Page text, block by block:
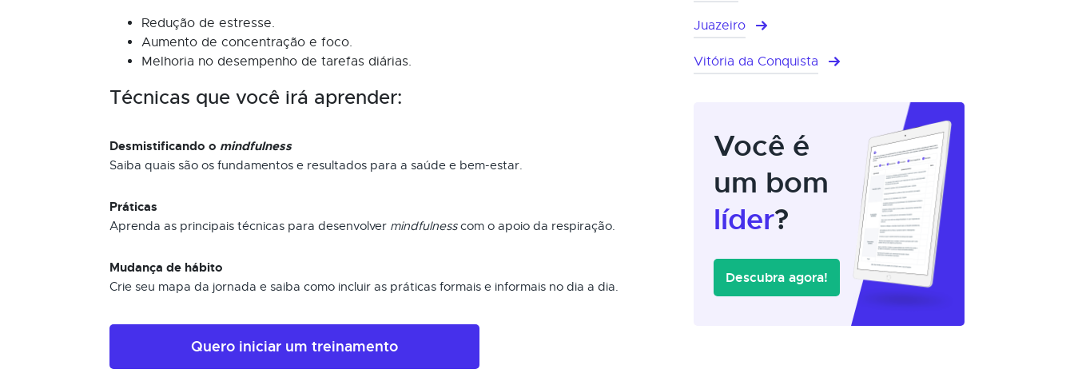
Redução de estresse.
Aumento de concentração e foco.
Melhoria no desempenho de tarefas diárias.
Técnicas que você irá aprender:
Desmistificando o mindfulness
Saiba quais são os fundamentos e resultados para a saúde e bem-estar.
Práticas
Aprenda as principais técnicas para desenvolver mindfulnesscom o apoio da respiração.
Mudança de hábito
Crie seu mapa da jornada e saiba como incluir as práticas formais e informais no dia a dia.
Quero iniciar um treinamento
Juazeiro
Vitória da Conquista
Você é
um bom
líder?
Descubra agora!